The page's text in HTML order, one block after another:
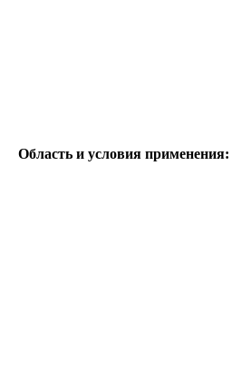
Область и условия применения: